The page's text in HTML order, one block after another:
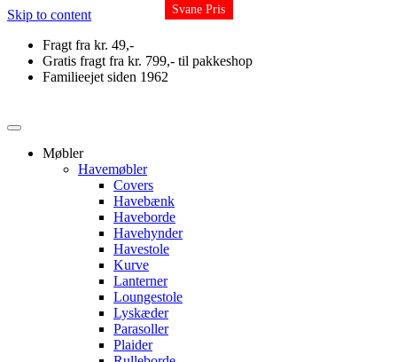
Skip to content
Fragt fra kr. 49,-
Gratis fragt fra kr. 799,- til pakkeshop
Familieejet siden 1962
Møbler
Havemøbler
Covers
Havebænk
Haveborde
Havehynder
Havestole
Kurve
Lanterner
Loungestole
Lyskæder
Parasoller
Plaider
Svane Pris
Svane Pris
Svane Pris
Svane Pris
Svane Pris
Svane Pris